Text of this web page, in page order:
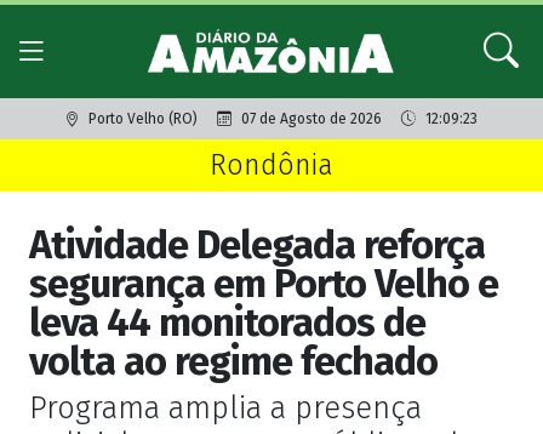
Porto Velho (RO) 07 de Agosto de 2026 12:09:23
Rondônia
Atividade Delegada reforça
segurança em Porto Velho e
leva 44 monitorados de
volta ao regime fechado
Programa amplia a presença